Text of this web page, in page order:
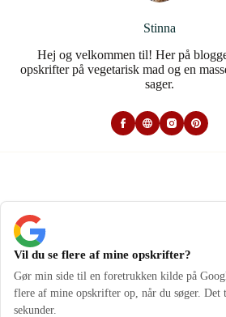
Stinna
Hej og velkommen til! Her på
opskrifter på vegetarisk mad og en
sager.
Vil du se flere af mine opskrifter?
Gør min side til en foretrukken kilde på
flere af mine opskrifter op, når du søger. Det
sekunder.